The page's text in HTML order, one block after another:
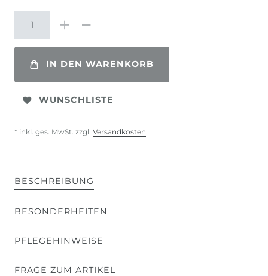
IN DEN WARENKORB
WUNSCHLISTE
* inkl. ges. MwSt. zzgl. Versandkosten
BESCHREIBUNG
BESONDERHEITEN
PFLEGEHINWEISE
FRAGE ZUM ARTIKEL